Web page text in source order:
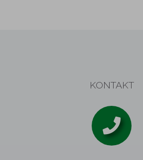
KONTAKT